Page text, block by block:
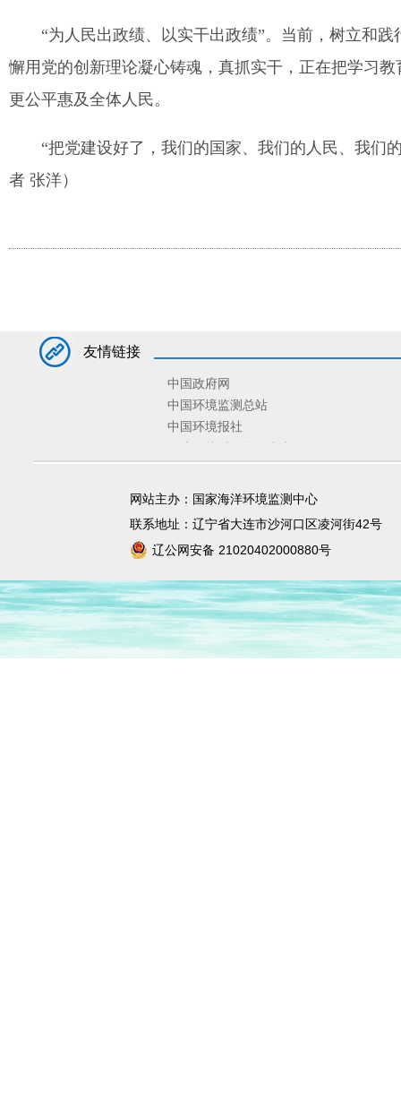
“为人民出政绩、以实干出政绩”。当前，树立和
懈用党的创新理论凝心铸魂，真抓实干，正在把学习
更公平惠及全体人民。
“把党建设好了，我们的国家、我们的人民、我们
者 张洋）
友情链接
中国政府网
中国环境监测总站
中国环境报社
固体废物与化学品管理技术中心
网站主办：国家海洋环境监测中心
联系地址：辽宁省大连市沙河口区凌河街42号
辽公网安备 21020402000880号